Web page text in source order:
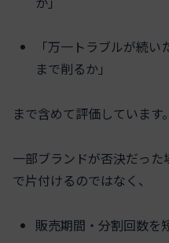
「万一トラブルが続
まで削るか」
まで含めて評価しています。
一部ブランドが否決だった
で片付けるのではなく、
販売期間・分割回数を